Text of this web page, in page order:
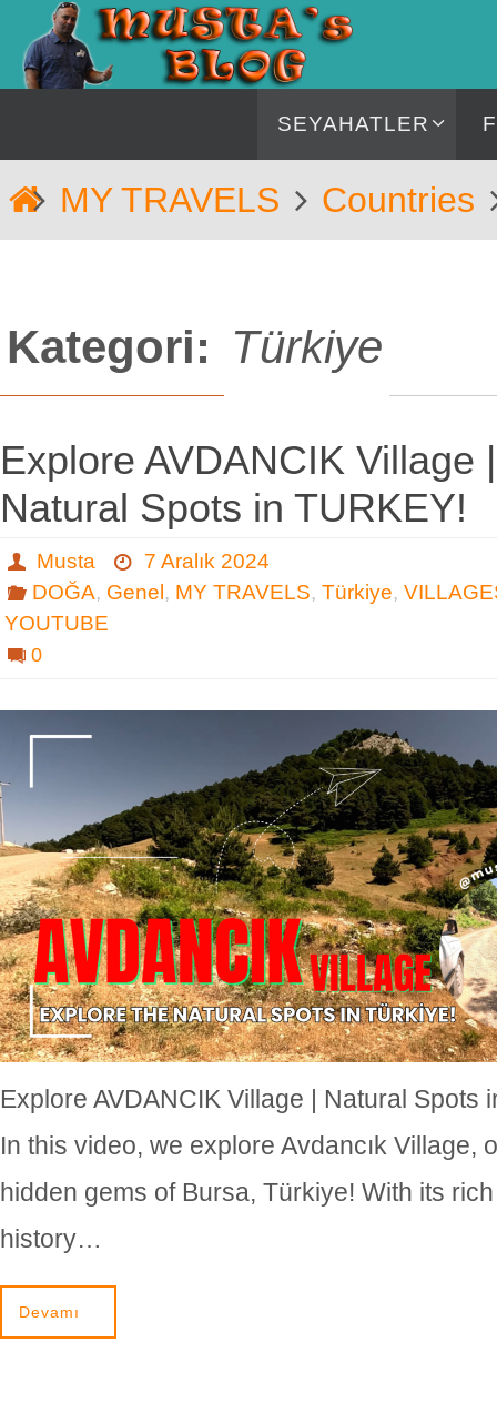
İçeriğe
geç
SEYAHATLER
MY TRAVELS Countries
Kategori: Türkiye
Explore AVDANCIK Village |
Natural Spots in TURKEY!
Musta
7 Aralık 2024
DOĞA, Genel , MY TRAVELS, Türkiye,
YOUTUBE
0
Explore AVDANCIK Village | Natural Spots
In this video, we explore Avdancık Village,
hidden gems of Bursa, Türkiye! With its
history…
Devamı